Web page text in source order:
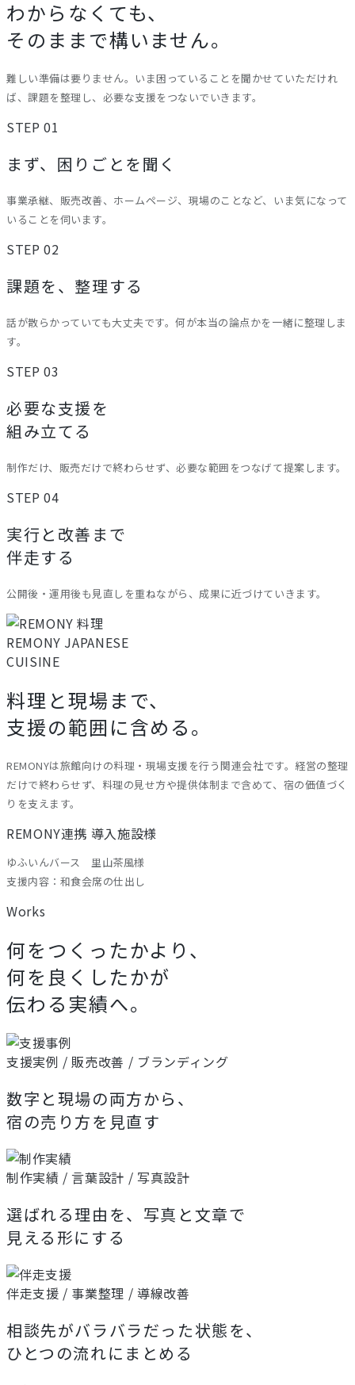
わからなくても、
そのままで構いません。
難しい準備は要りません。いま困っていることを聞かせていただけれ
ば、課題を整理し、必要な支援をつないでいきます。
STEP 01
まず、困りごとを聞く
事業承継、販売改善、ホームページ、現場のことなど、いま気になって
いることを伺います。
STEP 02
課題を、整理する
話が散らかっていても大丈夫です。何が本当の論点かを一緒に整理しま
す。
STEP 03
必要な支援を
組み立てる
制作だけ、販売だけで終わらせず、必要な範囲をつなげて提案します。
STEP 04
実行と改善まで
伴走する
公開後・運用後も見直しを重ねながら、成果に近づけていきます。
REMONY JAPANESE
CUISINE
料理と現場まで、
支援の範囲に含める。
REMONYは旅館向けの料理・現場支援を行う関連会社です。経営の整理
だけで終わらせず、料理の見せ方や提供体制まで含めて、宿の価値づく
りを支えます。
REMONY連携 導入施設様
ゆふいんバース 里山茶風様
支援内容：和食会席の仕出し
Works
何をつくったかより、
何を良くしたかが
伝わる実績へ。
支援実例 / 販売改善 / ブランディング
数字と現場の両方から、
宿の売り方を見直す
制作実績 / 言葉設計 / 写真設計
選ばれる理由を、写真と文章で
見える形にする
伴走支援 / 事業整理 / 導線改善
相談先がバラバラだった状態を、
ひとつの流れにまとめる